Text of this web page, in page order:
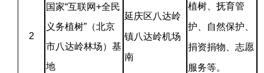
2
国家“互联网+全民
义务植树”（北京
市八达岭林场）基
地
延庆区八达岭
镇八达岭机场
南
植树、抚育管
护、自然保护、
捐资捐物、志愿
服务等。